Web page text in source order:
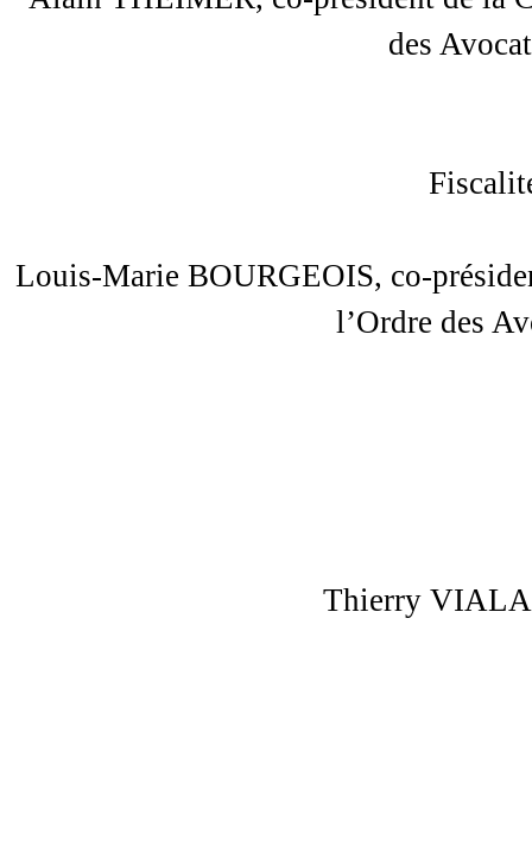
des
Louis-Marie BOURGEOIS, co-
l’Ordre des
Thierry